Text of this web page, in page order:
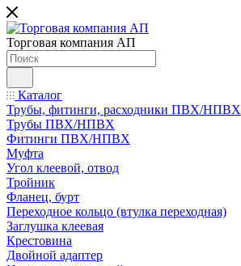
Торговая компания АП
Каталог
Трубы, фитинги, расходники ПВХ/НПВХ
Трубы ПВХ/НПВХ
Фитинги ПВХ/НПВХ
Муфта
Угол клеевой, отвод
Тройник
Фланец, бурт
Переходное кольцо (втулка переходная)
Заглушка клеевая
Крестовина
Двойной адаптер